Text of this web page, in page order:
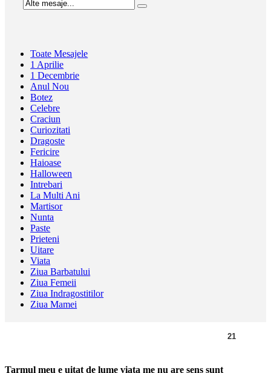
Toate Mesajele
1 Aprilie
1 Decembrie
Anul Nou
Botez
Celebre
Craciun
Curiozitati
Dragoste
Fericire
Haioase
Halloween
Intrebari
La Multi Ani
Martisor
Nunta
Paste
Prieteni
Uitare
Viata
Ziua Barbatului
Ziua Femeii
Ziua Indragostitilor
Ziua Mamei
21
Tarmul meu e uitat de lume viata me nu are sens sunt